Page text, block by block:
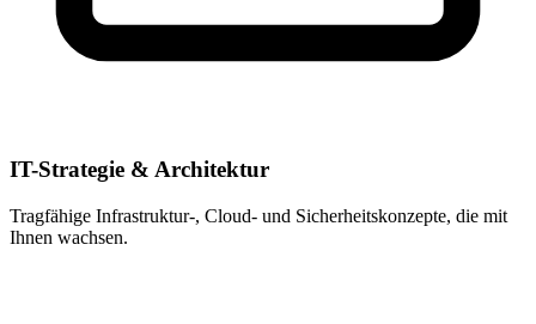
IT-Strategie & Architektur
Tragfähige Infrastruktur-, Cloud- und Sicherheitskonzepte, die mit
Ihnen wachsen.